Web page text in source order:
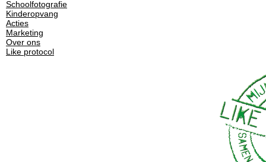
Schoolfotografie
Kinderopvang
Acties
Marketing
Over ons
Like protocol